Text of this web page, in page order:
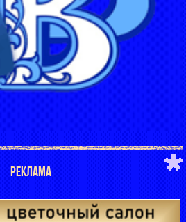
РЕКЛАМА